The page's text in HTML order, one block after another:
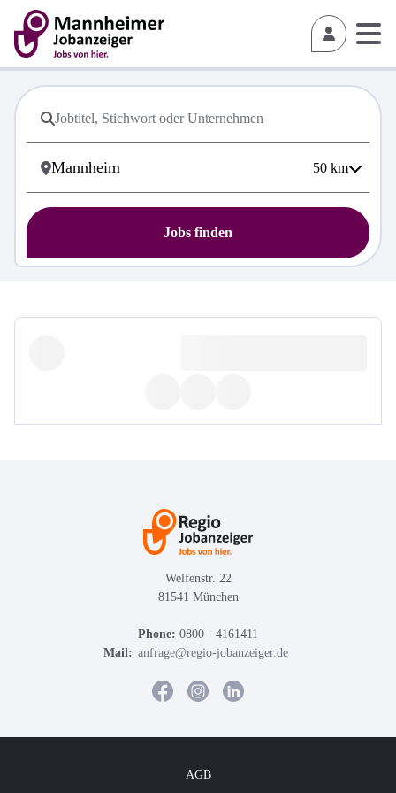
50 km
Jobs finden
Welfenstr. 22
81541 München
Phone: 0800 - 4161411
Mail: anfrage@regio-jobanzeiger.de
AGB